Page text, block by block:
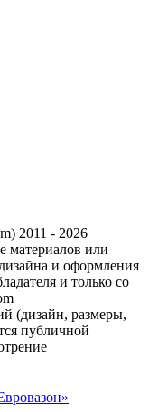
2011 - 2026
материалов или
и оформления
и только со
(дизайн, размеры,
публичной